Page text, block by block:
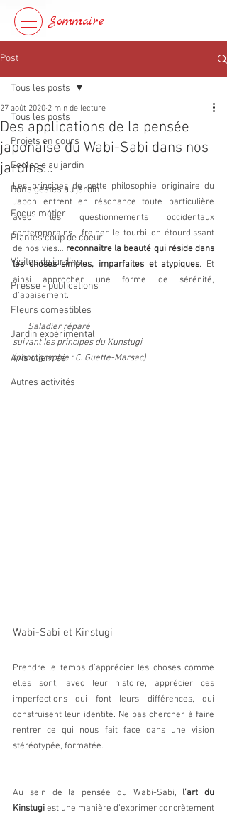
Sommaire
Post
Tous les posts
Projets en cours
Ecologie au jardin
Bons gestes au jardin
Focus métier
Plantes coup de coeur
Visites de jardins
Presse - publications
Fleurs comestibles
Jardin expérimental
Avis client·es
Autres activités
Tous les posts
Des applications de la pensée
japonaise du Wabi-Sabi dans nos
jardins…
27 août 2020 2 min de lecture
Les principes de cette philosophie originaire du
Japon entrent en résonance toute particulière
avec les questionnements occidentaux
contemporains : freiner le tourbillon étourdissant
de nos vies… reconnaître la beauté qui réside dans
les choses simples, imparfaites et atypiques. Et
ainsi approcher une forme de sérénité,
d’apaisement.
Saladier réparé
suivant les principes du Kunstugi
(photographie : C. Guette-Marsac)
Wabi-Sabi et Kinstugi
Prendre le temps d’apprécier les choses comme
elles sont, avec leur histoire, apprécier ces
imperfections qui font leurs différences, qui
construisent leur identité. Ne pas chercher à faire
rentrer ce qui nous fait face dans une vision
stéréotypée, formatée.
Au sein de la pensée du Wabi-Sabi, l’art du
Kinstugi est une manière d’exprimer concrètement